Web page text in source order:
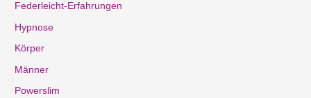
Federleicht-Erfahrungen
Hypnose
Körper
Männer
Powerslim